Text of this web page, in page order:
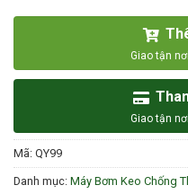
Mã: QY99
Danh mục: Máy Bơm Keo Chống